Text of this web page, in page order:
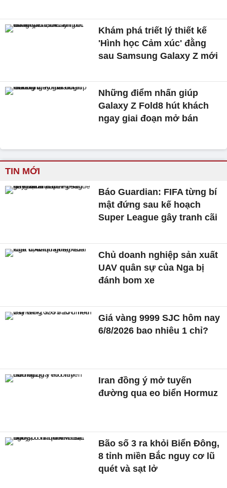
Khám phá triết lý thiết kế
'Hình học Cảm xúc' đằng
sau Samsung Galaxy Z mới
Những điểm nhấn giúp
Galaxy Z Fold8 hút khách
ngay giai đoạn mở bán
TIN MỚI
Báo Guardian: FIFA từng bí
mật đứng sau kế hoạch
Super League gây tranh cãi
Chủ doanh nghiệp sản xuất
UAV quân sự của Nga bị
đánh bom xe
Giá vàng 9999 SJC hôm nay
6/8/2026 bao nhiêu 1 chỉ?
Iran đồng ý mở tuyến
đường qua eo biển Hormuz
Bão số 3 ra khỏi Biển Đông,
8 tỉnh miền Bắc nguy cơ lũ
quét và sạt lở